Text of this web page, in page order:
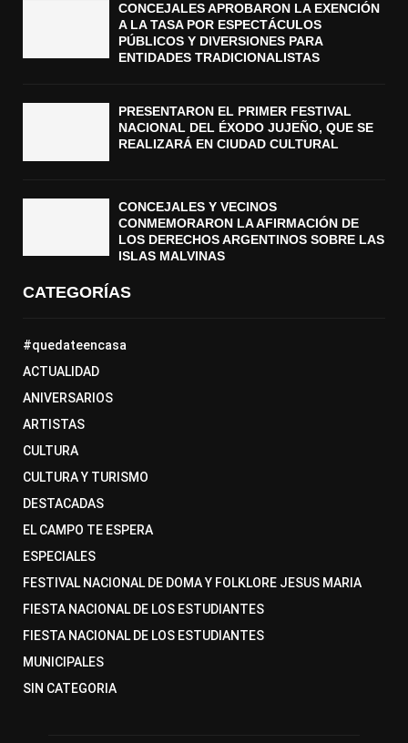
CONCEJALES APROBARON LA EXENCIÓN
A LA TASA POR ESPECTÁCULOS
PÚBLICOS Y DIVERSIONES PARA
ENTIDADES TRADICIONALISTAS
PRESENTARON EL PRIMER FESTIVAL
NACIONAL DEL ÉXODO JUJEÑO, QUE SE
REALIZARÁ EN CIUDAD CULTURAL
CONCEJALES Y VECINOS
CONMEMORARON LA AFIRMACIÓN DE
LOS DERECHOS ARGENTINOS SOBRE LAS
ISLAS MALVINAS
CATEGORÍAS
#quedateencasa
ACTUALIDAD
ANIVERSARIOS
ARTISTAS
CULTURA
CULTURA Y TURISMO
DESTACADAS
EL CAMPO TE ESPERA
ESPECIALES
FESTIVAL NACIONAL DE DOMA Y FOLKLORE JESUS MARIA
FIESTA NACIONAL DE LOS ESTUDIANTES
FIESTA NACIONAL DE LOS ESTUDIANTES
MUNICIPALES
SIN CATEGORIA